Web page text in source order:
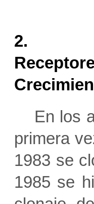
2. La
En los
primera
1983 se
1985 se